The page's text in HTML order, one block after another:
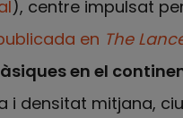
), centre impulsat
en The
en el
i densitat mitjana,